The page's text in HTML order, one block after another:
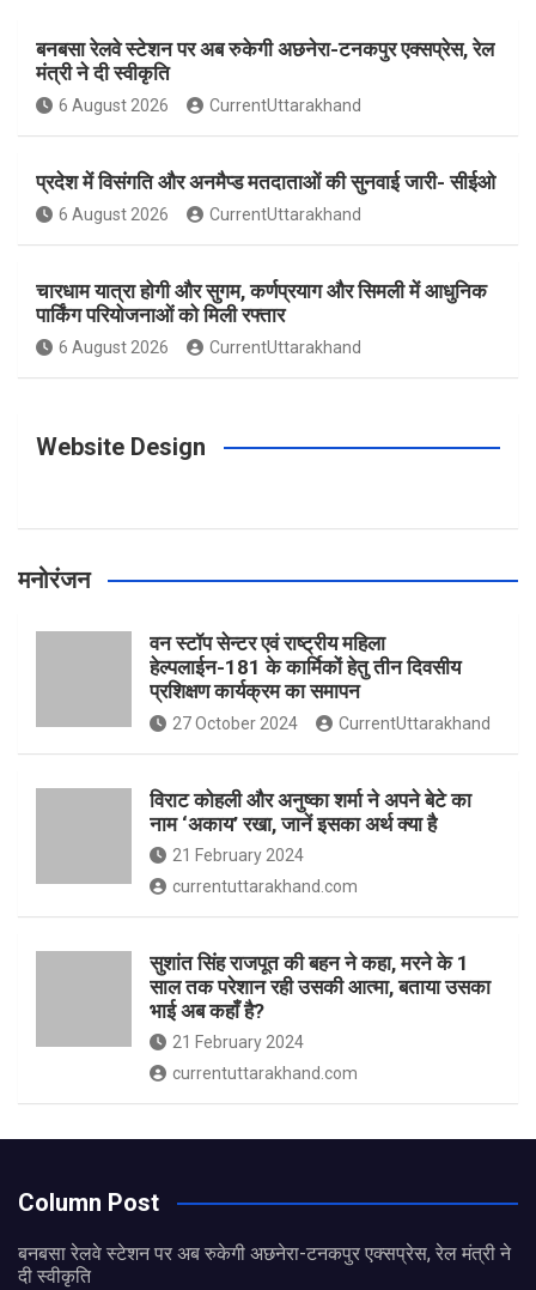
e
b
o
o
k
a
g
r
a
e
r
e
s
t
e
r
T
u
e
बनबसा रेलवे स्टेशन पर अब रुकेगी अछनेरा-टनकपुर एक्सप्रेस, रेल
मंत्री ने दी स्वीकृति
6 August 2026 CurrentUttarakhand
प्रदेश में विसंगति और अनमैप्ड मतदाताओं की सुनवाई जारी- सीईओ
6 August 2026 CurrentUttarakhand
चारधाम यात्रा होगी और सुगम, कर्णप्रयाग और सिमली में आधुनिक
पार्किंग परियोजनाओं को मिली रफ्तार
6 August 2026 CurrentUttarakhand
Website Design
मनोरंजन
वन स्टॉप सेन्टर एवं राष्ट्रीय महिला
हेल्पलाईन-181 के कार्मिकों हेतु तीन दिवसीय
प्रशिक्षण कार्यक्रम का समापन
27 October 2024 CurrentUttarakhand
विराट कोहली और अनुष्का शर्मा ने अपने बेटे का
नाम ‘अकाय’ रखा, जानें इसका अर्थ क्‍या है
21 February 2024
currentuttarakhand.com
सुशांत सिंह राजपूत की बहन ने कहा, मरने के 1
साल तक परेशान रही उसकी आत्मा, बताया उसका
भाई अब कहाँ है?
21 February 2024
currentuttarakhand.com
Column Post
बनबसा रेलवे स्टेशन पर अब रुकेगी अछनेरा-टनकपुर एक्सप्रेस, रेल मंत्री ने
दी स्वीकृति